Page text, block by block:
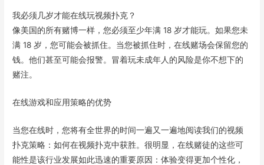
我必须几岁才能在线玩视频扑克？
像美国的所有赌博一样，您必须至少年满 18 岁才能玩。如果您未
满 18 岁，您可能会被抓住。当您被抓住时，在线赌场会保留您的
钱。他们甚至可能会报警。冒着玩未成年人的风险是你不想下的
赌注。
在线游戏和应用策略的优势
当您在线时，您将有全世界的时间一遍又一遍地阅读我们的视频
扑克策略：如何在视频扑克中获胜。很明显，在线赌徒的这些可
能性是该行业发展如此迅速的重要原因：体验变得更加个性化，